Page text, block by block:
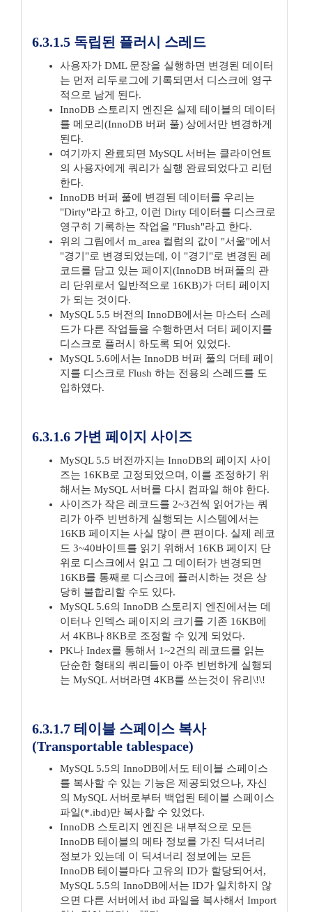
6.3.1.5 독립된 플러시 스레드
사용자가 DML 문장을 실행하면 변경된 데이터
는 먼저 리두로그에 기록되면서 디스크에 영구
적으로 남게 된다.
InnoDB 스토리지 엔진은 실제 테이블의 데이터
를 메모리(InnoDB 버퍼 풀) 상에서만 변경하게
된다.
여기까지 완료되면 MySQL 서버는 클라이언트
의 사용자에게 쿼리가 실행 완료되었다고 리턴
한다.
InnoDB 버퍼 풀에 변경된 데이터를 우리는
"Dirty"라고 하고, 이런 Dirty 데이터를 디스크로
영구히 기록하는 작업을 "Flush"라고 한다.
위의 그림에서 m_area 컬럼의 값이 "서울"에서
"경기"로 변경되었는데, 이 "경기"로 변경된 레
코드를 담고 있는 페이지(InnoDB 버퍼풀의 관
리 단위로서 일반적으로 16KB)가 더티 페이지
가 되는 것이다.
MySQL 5.5 버전의 InnoDB에서는 마스터 스레
드가 다른 작업들을 수행하면서 더티 페이지를
디스크로 플러시 하도록 되어 있었다.
MySQL 5.6에서는 InnoDB 버퍼 풀의 더테 페이
지를 디스크로 Flush 하는 전용의 스레드를 도
입하였다.
6.3.1.6 가변 페이지 사이즈
MySQL 5.5 버전까지는 InnoDB의 페이지 사이
즈는 16KB로 고정되었으며, 이를 조정하기 위
해서는 MySQL 서버를 다시 컴파일 해야 한다.
사이즈가 작은 레코드를 2~3건씩 읽어가는 쿼
리가 아주 빈번하게 실행되는 시스템에서는
16KB 페이지는 사실 많이 큰 편이다. 실제 레코
드 3~40바이트를 읽기 위해서 16KB 페이지 단
위로 디스크에서 읽고 그 데이터가 변경되면
16KB를 통째로 디스크에 플러시하는 것은 상
당히 불합리할 수도 있다.
MySQL 5.6의 InnoDB 스토리지 엔진에서는 데
이터나 인덱스 페이지의 크기를 기존 16KB에
서 4KB나 8KB로 조정할 수 있게 되었다.
PK나 Index를 통해서 1~2건의 레코드를 읽는
단순한 형태의 쿼리들이 아주 빈번하게 실행되
는 MySQL 서버라면 4KB를 쓰는것이 유리\!\!
6.3.1.7 테이블 스페이스 복사
(Transportable tablespace)
MySQL 5.5의 InnoDB에서도 테이블 스페이스
를 복사할 수 있는 기능은 제공되었으나, 자신
의 MySQL 서버로부터 백업된 테이블 스페이스
파일(*.ibd)만 복사할 수 있었다.
InnoDB 스토리지 엔진은 내부적으로 모든
InnoDB 테이블의 메타 정보를 가진 딕셔너리
정보가 있는데 이 딕셔너리 정보에는 모든
InnoDB 테이블마다 고유의 ID가 할당되어서,
MySQL 5.5의 InnoDB에서는 ID가 일치하지 않
으면 다른 서버에서 ibd 파일을 복사해서 Import